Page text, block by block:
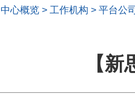
中心概览 > 工作机构 > 平台公
【